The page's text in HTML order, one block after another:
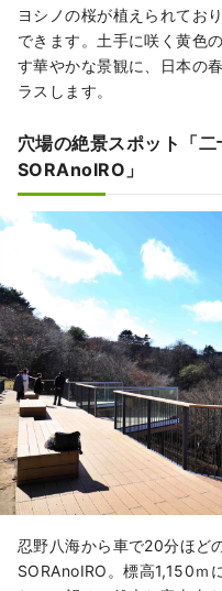
ヨシノの桜が植えられてお
できます。土手に咲く黄色
す華やかな景観に、日本の
ラスします。
穴場の絶景スポット「
SORAnoIRO」
忍野八海から車で20分ほど
SORAnoIRO。標高1,150ｍ